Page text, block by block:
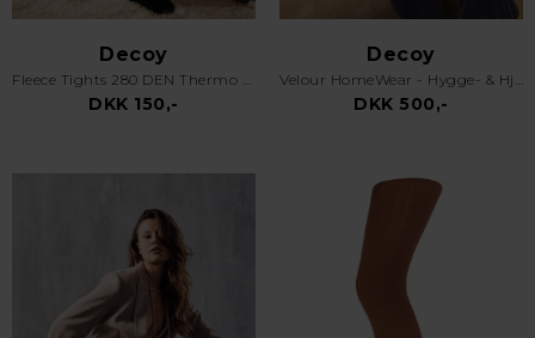
Decoy
Fleece Tights 280 DEN Thermo - Sort
DKK 150,-
Decoy
Velour HomeWear - Hygge- & Hjemmesæt - Lys Blå
DKK 500,-